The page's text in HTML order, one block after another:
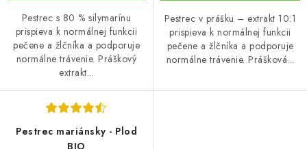
Pestrec s 80 % silymarínu
prispieva k normálnej funkcii
pečene a žlčníka a podporuje
normálne trávenie. Práškový
extrakt...
Pestrec v prášku – extrakt 10:1
prispieva k normálnej funkcii
pečene a žlčníka a podporuje
normálne trávenie. Prášková...
Pestrec mariánsky - Plod